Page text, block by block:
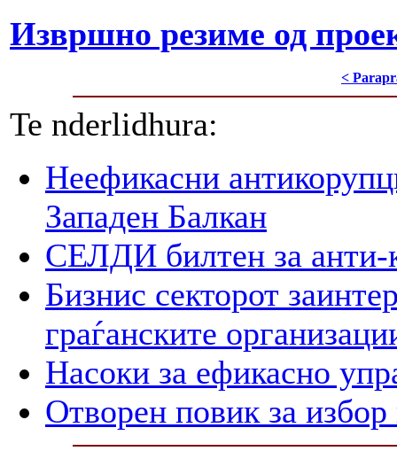
Извршно резиме од
<
Te nderlidhura:
Неефикасни
Западен Балкан
СЕЛДИ билтен за анти-
Бизнис секторот
граѓанските
Насоки за ефикасно
Отворен повик за избор